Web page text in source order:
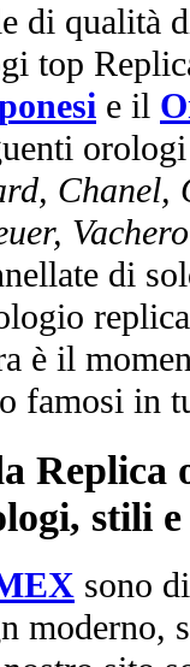
di qualità
top
e il
Chanel,
di
è il
famosi in
Replica
stili
sono
moderno,